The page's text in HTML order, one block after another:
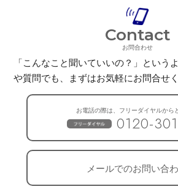
Contact
お問合わせ
「こんなこと聞いていいの？」という
や質問でも、
まずはお気軽にお問合せく
お電話の際は、フリーダイヤルから
0120-
メールでのお問い合